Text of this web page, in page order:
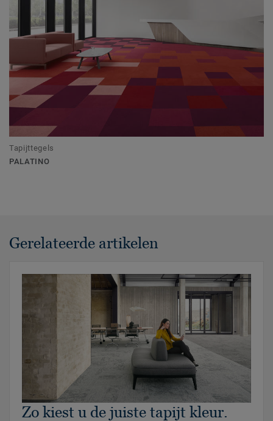
Tapijttegels
PALATINO
Gerelateerde artikelen
Zo kiest u de juiste tapijt kleur.